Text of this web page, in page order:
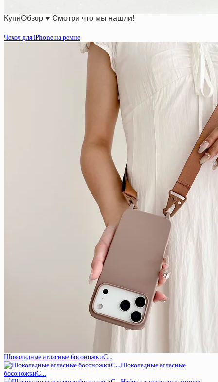
КупиОбзор ♥ Смотри что мы нашли!
Чехол для iPhone на ремне
Шоколадные атласные босоножкиС…
Шоколадные атласные
босоножкиС…